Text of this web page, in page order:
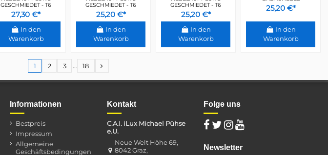
GESCHMIEDET - T6
27,30 €*
In den
Warenkorb
GESCHMIEDET - T6
25,20 €*
In den
Warenkorb
GESCHMIEDET - T6
25,20 €*
In den
Warenkorb
25,20 €*
In den
Warenkorb
1 2 3 … 18
Informationen
Bestpreis
Impressum
Allgemeine
Geschäftsbedingungen
Kontakt
C.A.I. iLux Michael Pühse
e.U.
Neue Welt Höhe 69,
8042 Graz,
Folge uns
Newsletter